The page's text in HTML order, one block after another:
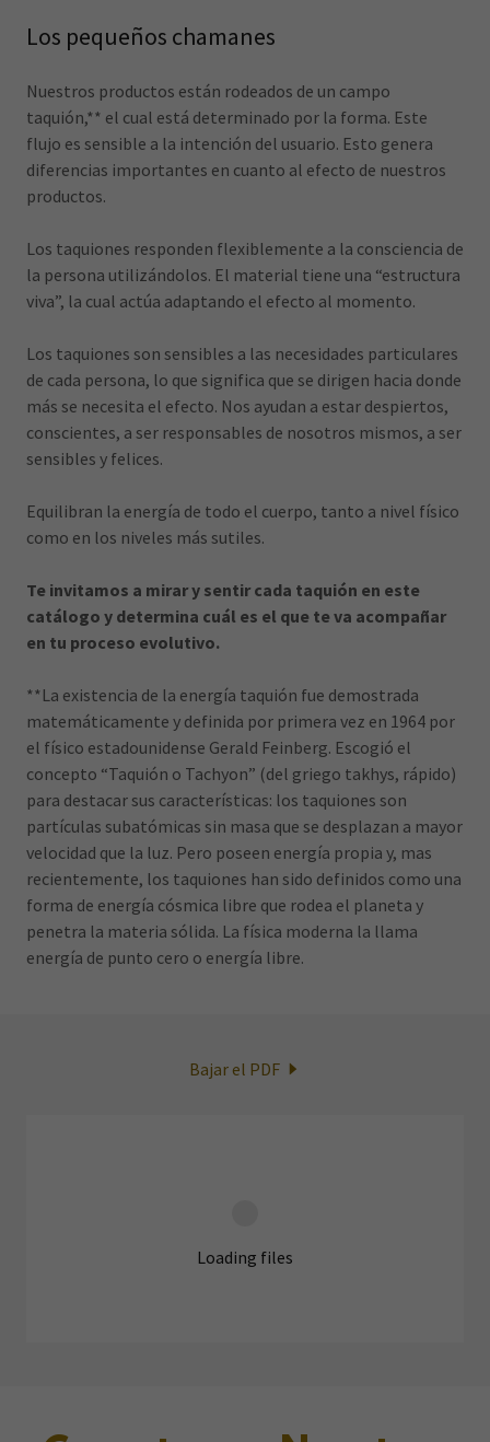
Los pequeños chamanes
Nuestros productos están rodeados de un campo
taquión,** el cual está determinado por la forma. Este
flujo es sensible a la intención del usuario. Esto genera
diferencias importantes en cuanto al efecto de nuestros
productos.
Los taquiones responden flexiblemente a la consciencia de
la persona utilizándolos. El material tiene una “estructura
viva”, la cual actúa adaptando el efecto al momento.
Los taquiones son sensibles a las necesidades particulares
de cada persona, lo que significa que se dirigen hacia donde
más se necesita el efecto. Nos ayudan a estar despiertos,
conscientes, a ser responsables de nosotros mismos, a ser
sensibles y felices.
Equilibran la energía de todo el cuerpo, tanto a nivel físico
como en los niveles más sutiles.
Te invitamos a mirar y sentir cada taquión en este
catálogo y determina cuál es el que te va acompañar
en tu proceso evolutivo.
**La existencia de la energía taquión fue demostrada
matemáticamente y definida por primera vez en 1964 por
el físico estadounidense Gerald Feinberg. Escogió el
concepto “Taquión o Tachyon” (del griego takhys, rápido)
para destacar sus características: los taquiones son
partículas subatómicas sin masa que se desplazan a mayor
velocidad que la luz. Pero poseen energía propia y, mas
recientemente, los taquiones han sido definidos como una
forma de energía cósmica libre que rodea el planeta y
penetra la materia sólida. La física moderna la llama
energía de punto cero o energía libre.
Bajar el PDF
Loading files